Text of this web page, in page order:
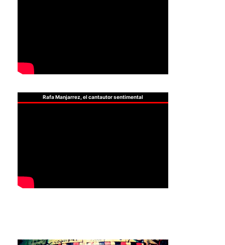
Rafa Manjarrez, el cantautor sentimental